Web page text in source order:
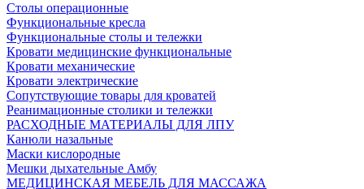
Столы операционные
Функциональные кресла
Функциональные столы и тележки
Кровати медицинские функциональные
Кровати механические
Кровати электрические
Сопутствующие товары для кроватей
Реанимационные столики и тележки
РАСХОДНЫЕ МАТЕРИАЛЫ ДЛЯ ЛПУ
Канюли назальные
Маски кислородные
Мешки дыхательные Амбу
МЕДИЦИНСКАЯ МЕБЕЛЬ ДЛЯ МАССАЖА